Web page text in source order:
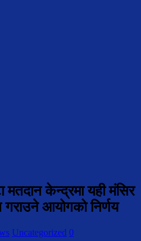
केन्द्रमा यही मंसिर
आयोगको निर्णय
Uncategorized 0